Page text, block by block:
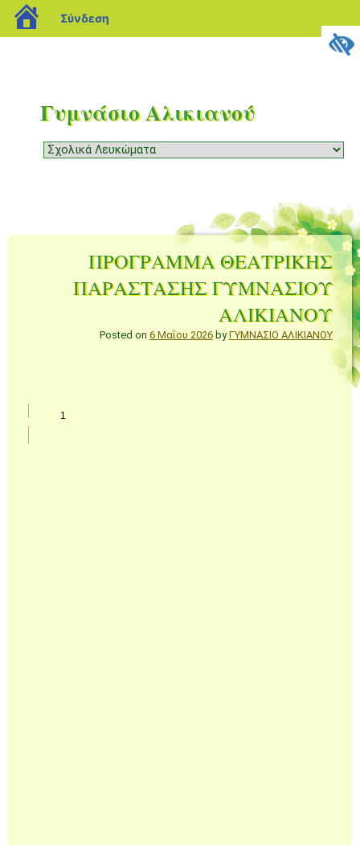
Γυμνάσιο Αλικιανού
Μενού
Μετάβαση
ΠΡΟΓΡΑΜΜΑ ΘΕΑΤΡΙΚΗΣ
ΠΑΡΑΣΤΑΣΗΣ ΓΥΜΝΑΣΙΟΥ
ΑΛΙΚΙΑΝΟΥ
Posted on 6 Μαΐου 2026byΓΥΜΝΑΣΙΟ ΑΛΙΚΙΑΝΟΥ
blogs.sch.gr
Σύνδεση